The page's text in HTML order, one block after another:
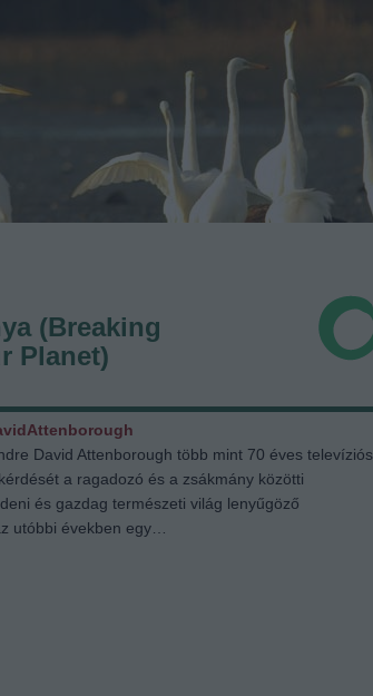
(Breaking
Planet)
David Attenborough több mint 70 éves televíziós
a ragadozó és a zsákmány közötti
és gazdag természeti világ lenyűgöző
utóbbi években egy…